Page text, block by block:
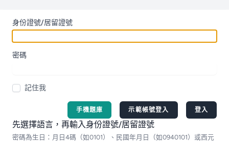
身份證號/居留證號
密碼
記住我
手機題庫 示範帳號登入 登入
先選擇語言，再輸入身份證號/居留證號
密碼為生日：月日4碼（如0101）、民國年月日（如0940101）或西元